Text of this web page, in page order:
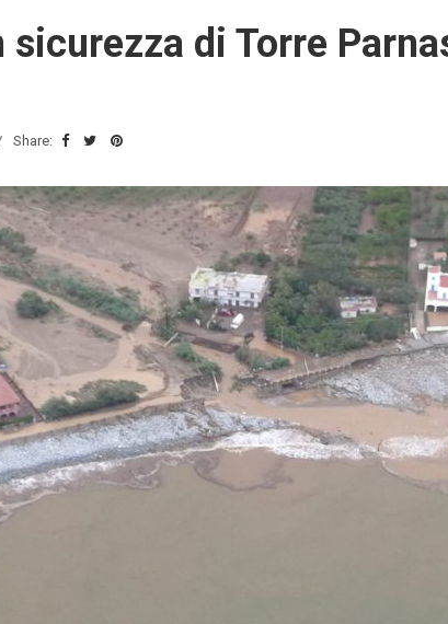
di Torre
Share: